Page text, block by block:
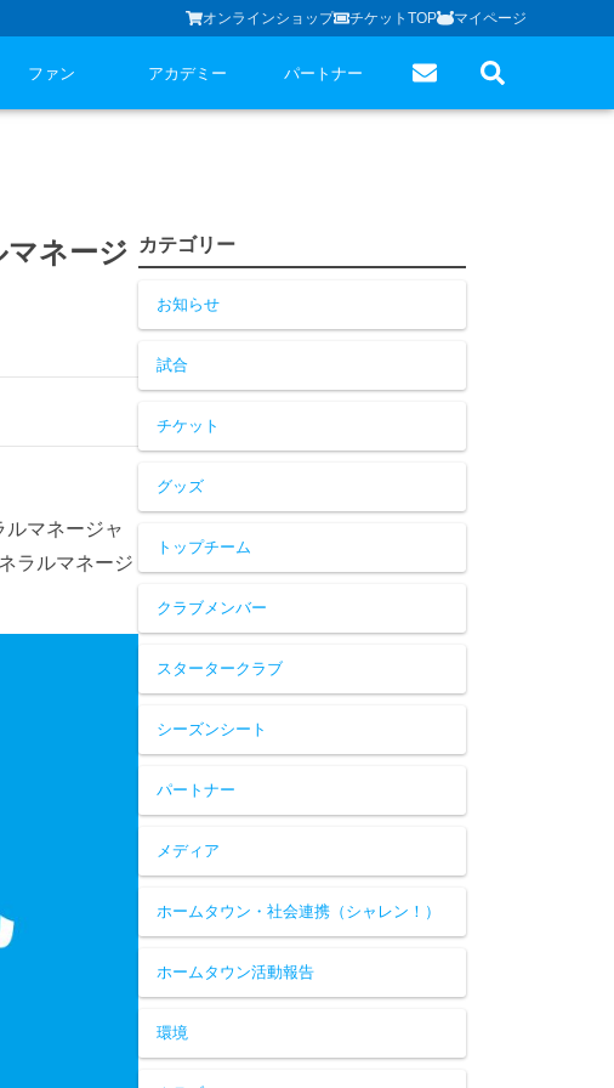
オンラインショップ チケットTOP マイページ
ファン アカデミー パートナー
マネージ
マネージャ
ラルマネージ
カテゴリー
お知らせ
試合
チケット
グッズ
トップチーム
クラブメンバー
スタータークラブ
シーズンシート
パートナー
メディア
ホームタウン・社会連携（シャレン！）
ホームタウン活動報告
環境